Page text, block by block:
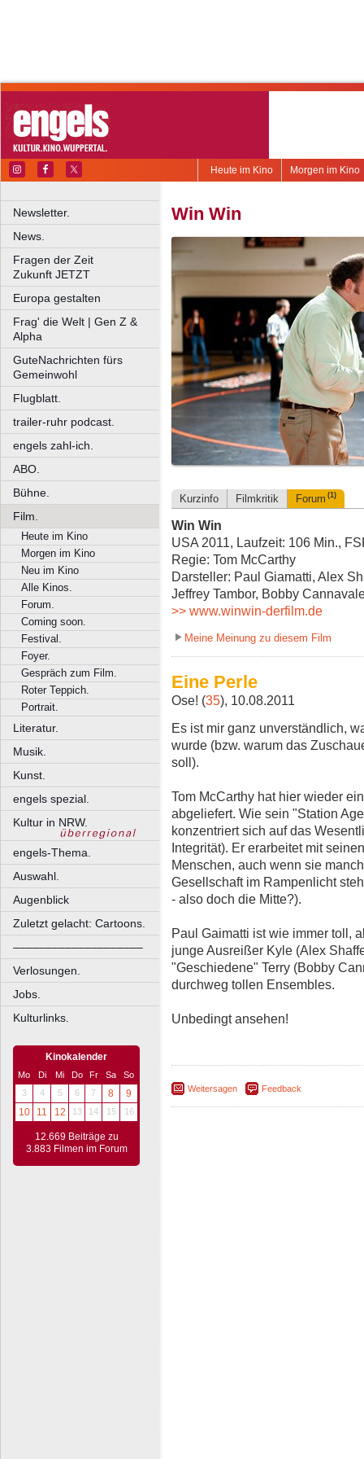
Morgen im Kino
Heute im Kino
Newsletter.
News.
Fragen der Zeit
Zukunft JETZT
Europa gestalten
Frag' die Welt | Gen Z &
Alpha
GuteNachrichten fürs
Gemeinwohl
Flugblatt.
trailer-ruhr podcast.
engels zahl-ich.
ABO.
Bühne.
Film.
Heute im Kino
Morgen im Kino
Neu im Kino
Alle Kinos.
Forum.
Coming soon.
Festival.
Foyer.
Gespräch zum Film.
Roter Teppich.
Portrait.
Literatur.
Musik.
Kunst.
engels spezial.
Kultur in NRW.
engels-Thema.
Auswahl.
Augenblick
Zuletzt gelacht: Cartoons.
––––––––––––––––––––
Verlosungen.
Jobs.
Kulturlinks.
Kinokalender
Mo Di Mi Do Fr Sa
So
3
4 5 6 7 8
9
10
11 12 13 14 15 16
12.669 Beiträge zu
3.883 Filmen im Forum
Win Win
Kurzinfo Filmkritik Forum (1)
Win Win
USA 2011, Laufzeit: 106 Min.,
Regie: Tom McCarthy
Darsteller: Paul Giamatti, Alex
Jeffrey Tambor, Bobby
>> www.winwin-derfilm.de
Meine Meinung zu diesem Film
Eine Perle
Ose! (35), 10.08.2011
Es ist mir ganz unverständlich,
wurde (bzw. warum das
soll).
Tom McCarthy hat hier wieder
abgeliefert. Wie sein "Station
konzentriert sich auf das
Integrität). Er erarbeitet mit
Menschen, auch wenn sie
Gesellschaft im Rampenlicht
- also doch die Mitte?).
Paul Gaimatti ist wie immer toll,
junge Ausreißer Kyle (Alex
"Geschiedene" Terry (Bobby
durchweg tollen Ensembles.
Unbedingt ansehen!
Weitersagen Feedback